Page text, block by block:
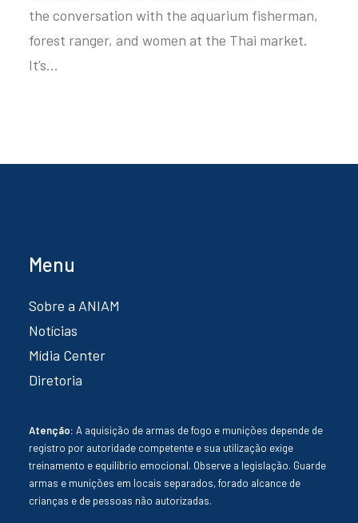
the conversation with the aquarium fisherman,
forest ranger, and women at the Thai market.
It’s…
Menu
Sobre a ANIAM
Notícias
Mídia Center
Diretoria
Atenção: A aquisição de armas de fogo e munições depende de
registro por autoridade competente e sua utilização exige
treinamento e equilíbrio emocional. Observe a legislação. Guarde
armas e munições em locais separados, forado alcance de
crianças e de pessoas não autorizadas.